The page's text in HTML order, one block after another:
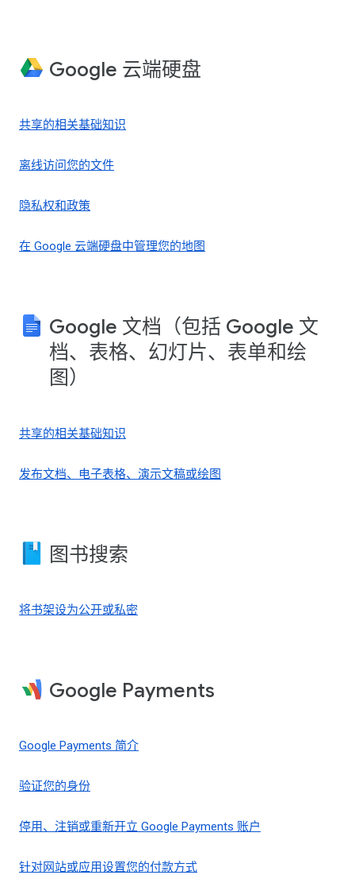
Google 云端硬盘
共享的相关基础知识
离线访问您的文件
隐私权和政策
在 Google 云端硬盘中管理您的地图
Google 文档（包括 Google 文
档、表格、幻灯片、表单和绘
图）
共享的相关基础知识
发布文档、电子表格、演示文稿或绘图
图书搜索
将书架设为公开或私密
Google Payments
Google Payments 简介
验证您的身份
停用、注销或重新开立 Google Payments 账户
针对网站或应用设置您的付款方式